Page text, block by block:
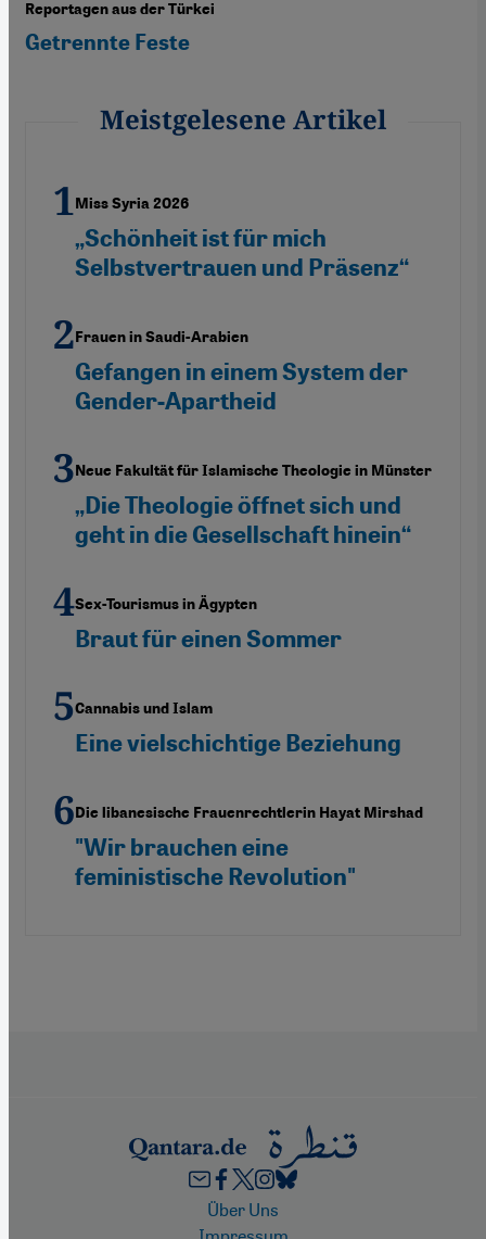
Reportagen aus der Türkei
Getrennte Feste
Meistgelesene Artikel
Miss Syria 2026
„Schönheit ist für mich
Selbstvertrauen und Präsenz“
Frauen in Saudi-Arabien
Gefangen in einem System der
Gender-Apartheid
Neue Fakultät für Islamische Theologie in Münster
„Die Theologie öffnet sich und
geht in die Gesellschaft hinein“
Sex-Tourismus in Ägypten
Braut für einen Sommer
Cannabis und Islam
Eine vielschichtige Beziehung
Die libanesische Frauenrechtlerin Hayat Mirshad
"Wir brauchen eine
feministische Revolution"
FooterÜber Uns